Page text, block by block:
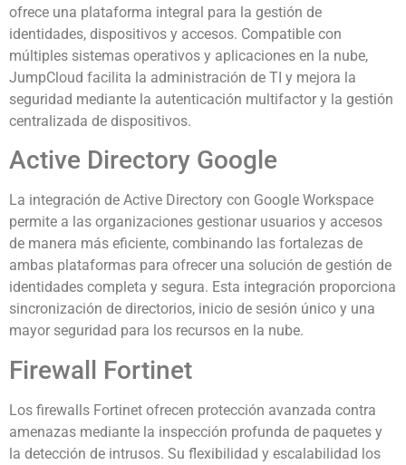
ofrece una plataforma integral para la gestión de
identidades, dispositivos y accesos. Compatible con
múltiples sistemas operativos y aplicaciones en la nube,
JumpCloud facilita la administración de TI y mejora la
seguridad mediante la autenticación multifactor y la gestión
centralizada de dispositivos.
Active Directory Google
La integración de Active Directory con Google Workspace
permite a las organizaciones gestionar usuarios y accesos
de manera más eficiente, combinando las fortalezas de
ambas plataformas para ofrecer una solución de gestión de
identidades completa y segura. Esta integración proporciona
sincronización de directorios, inicio de sesión único y una
mayor seguridad para los recursos en la nube.
Firewall Fortinet
Los firewalls Fortinet ofrecen protección avanzada contra
amenazas mediante la inspección profunda de paquetes y
la detección de intrusos. Su flexibilidad y escalabilidad los